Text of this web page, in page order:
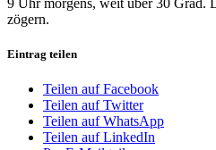
zögern.
Eintrag teilen
Teilen auf Facebook
Teilen auf Twitter
Teilen auf WhatsApp
Teilen auf LinkedIn